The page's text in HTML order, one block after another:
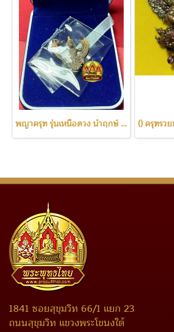
พญาครุฑ รุ่นเหนือดวง นำฤกษ์ วัดบางนา ปทุมธานี ป๊65
1841 ซอยสุขุมวิท 66/1 แยก 23
ถนนสุขุมวิท แขวงพระโขนงใต้